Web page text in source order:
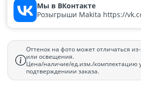
Мы в ВКонтакте
Розыгрыши Makita https://
Оттенок на фото может отличаться
или освещения.
Цена/наличие/ед.изм./комплектацию
подтверждениии заказа.